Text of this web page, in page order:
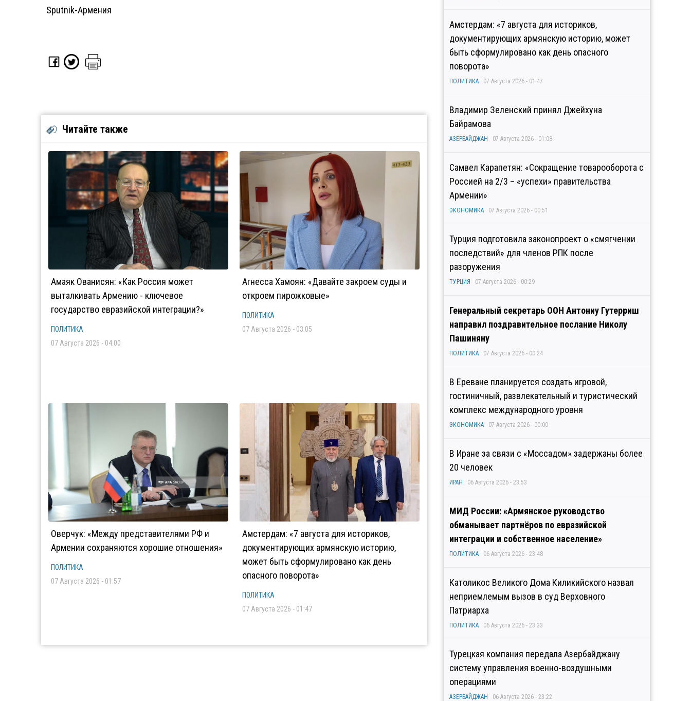
Sputnik-Армения
Читайте также
Амаяк Ованисян: «Как Россия может
выталкивать Армению - ключевое
государство евразийской интеграции?»
ПОЛИТИКА
07 Августа 2026 - 04:00
Агнесса Хамоян: «Давайте закроем суды и
откроем пирожковые»
ПОЛИТИКА
07 Августа 2026 - 03:05
Оверчук: «Между представителями РФ и
Армении сохраняются хорошие отношения»
ПОЛИТИКА
07 Августа 2026 - 01:57
Амстердам: «7 августа для историков,
документирующих армянскую историю,
может быть сформулировано как день
опасного поворота»
ПОЛИТИКА
07 Августа 2026 - 01:47
Амстердам: «7 августа для историков,
документирующих армянскую историю, может
быть сформулировано как день опасного
поворота»
ПОЛИТИКА 07 Августа 2026 - 01:47
Владимир Зеленский принял Джейхуна
Байрамова
АЗЕРБАЙДЖАН 07 Августа 2026 - 01:08
Самвел Карапетян: «Сокращение товарооборота с
Россией на 2/3 – «успехи» правительства
Армении»
ЭКОНОМИКА 07 Августа 2026 - 00:51
Турция подготовила законопроект о «смягчении
последствий» для членов РПК после
разоружения
ТУРЦИЯ 07 Августа 2026 - 00:29
Генеральный секретарь ООН Антониу Гутерриш
направил поздравительное послание Николу
Пашиняну
ПОЛИТИКА 07 Августа 2026 - 00:24
В Ереване планируется создать игровой,
гостиничный, развлекательный и туристический
комплекс международного уровня
ЭКОНОМИКА 07 Августа 2026 - 00:00
В Иране за связи с «Моссадом» задержаны более
20 человек
ИРАН 06 Августа 2026 - 23:53
МИД России: «Армянское руководство
обманывает партнёров по евразийской
интеграции и собственное население»
ПОЛИТИКА 06 Августа 2026 - 23:48
Католикос Великого Дома Киликийского назвал
неприемлемым вызов в суд Верховного
Патриарха
ПОЛИТИКА 06 Августа 2026 - 23:33
Турецкая компания передала Азербайджану
систему управления военно-воздушными
операциями
АЗЕРБАЙДЖАН 06 Августа 2026 - 23:22